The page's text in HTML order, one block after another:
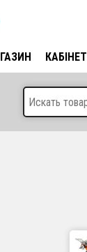
КАБІНЕТ